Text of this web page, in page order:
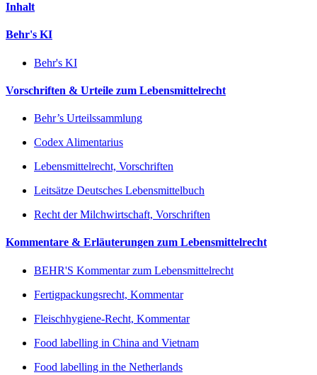
Inhalt
Behr's KI
Behr's KI
Vorschriften & Urteile zum Lebensmittelrecht
Behr’s Urteilssammlung
Codex Alimentarius
Lebensmittelrecht, Vorschriften
Leitsätze Deutsches Lebensmittelbuch
Recht der Milchwirtschaft, Vorschriften
Kommentare & Erläuterungen zum Lebensmittelrecht
BEHR'S Kommentar zum Lebensmittelrecht
Fertigpackungsrecht, Kommentar
Fleischhygiene-Recht, Kommentar
Food labelling in China and Vietnam
Food labelling in the Netherlands